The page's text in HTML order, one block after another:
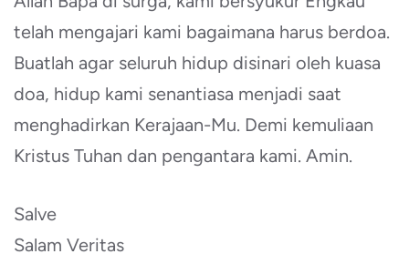
telah mengajari kami bagaimana harus berdoa.
Buatlah agar seluruh hidup disinari oleh kuasa
doa, hidup kami senantiasa menjadi saat
menghadirkan Kerajaan-Mu. Demi kemuliaan
Kristus Tuhan dan pengantara kami. Amin.
Salve
Salam Veritas